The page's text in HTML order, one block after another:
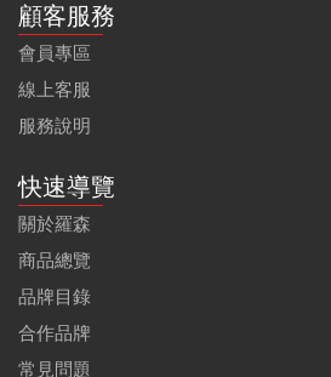
顧客服務
會員專區
線上客服
服務說明
快速導覽
關於羅森
商品總覽
品牌目錄
合作品牌
常見問題